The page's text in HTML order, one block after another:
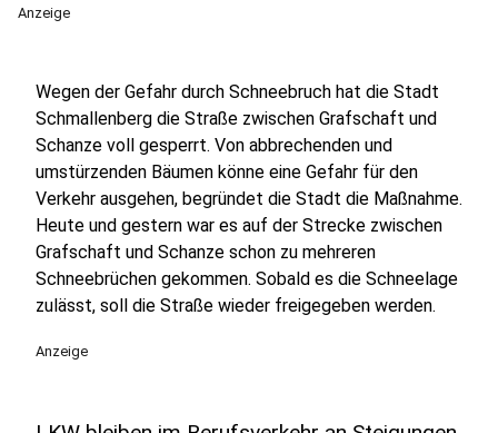
Anzeige
Wegen der Gefahr durch Schneebruch hat die Stadt
Schmallenberg die Straße zwischen Grafschaft und
Schanze voll gesperrt. Von abbrechenden und
umstürzenden Bäumen könne eine Gefahr für den
Verkehr ausgehen, begründet die Stadt die Maßnahme.
Heute und gestern war es auf der Strecke zwischen
Grafschaft und Schanze schon zu mehreren
Schneebrüchen gekommen. Sobald es die Schneelage
zulässt, soll die Straße wieder freigegeben werden.
Anzeige